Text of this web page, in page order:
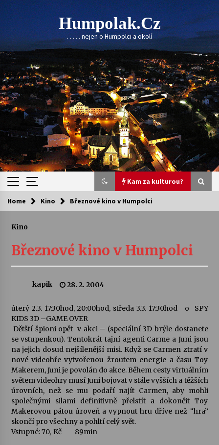
Skip
to
content
Humpolak.cz
. . . . . nejen o Humpolci a okolí
Kam za kulturou?
Kam za kulturou?
Sukuba Ensemble
4. 8. 2026
Vernisáž výstavy Josefíny Duškové: Stávám se
kapkou
Veselí muzikanti
30. 7. 2026
Pozvánka na integrační festival Quijotova
šedesátka: 28. 7.–1. 8. 2026
28. 7. 2026
Letní koncerty ve Stromovce: Kolchoz a
Jenakaši
28. 7. 2026
Home Kino Březnové kino v Humpolci
Kino
Březnové kino v Humpolci
kapik 28. 2. 2004
úterý 2.3. 17:30hod, 20:00hod, středa 3.3. 17:30hod o SPY
KIDS 3D –GAME OVER
Dětští špioni opět v akci – (speciální 3D brýle dostanete
se vstupenkou). Tentokrát tajní agenti Carme a Juni jsou
na jejich dosud nejšílenější misi. Když se Carmen ztratí v
nové videohře vytvořenou žroutem energie a času Toy
Makerem, Juni je povolán do akce. Během cesty virtuálním
světem videohry musí Juni bojovat v stále vyšších a těžších
úrovních, než se mu podaří najít Carmen, aby mohli
společnými silami definitivně přelstít a dokončit Toy
Makerovou pátou úroveň a vypnout hru dříve než “hra”
skončí pro všechny a pohltí celý svět.
Vstupné: 70,-Kč 89min